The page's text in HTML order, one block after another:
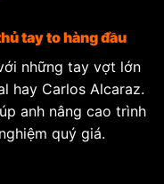
tay to hàng đầu
những tay vợt lớn
hay Carlos Alcaraz.
anh nâng cao trình
quý giá.